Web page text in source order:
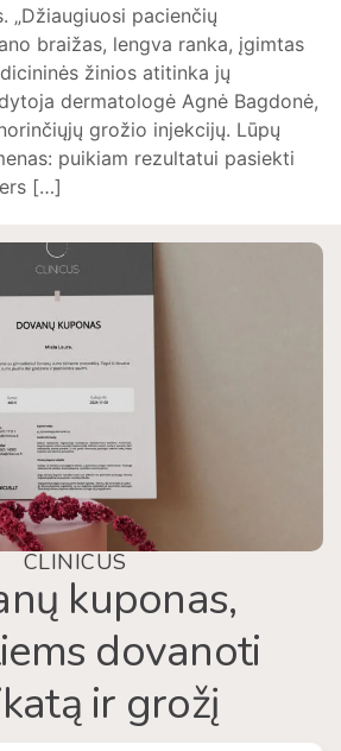
„Džiaugiuosi pacienčių
braižas, lengva ranka, įgimtas
žinios atitinka jų
dermatologė Agnė Bagdonė,
grožio injekcijų. Lūpų
puikiam rezultatui pasiekti
[…]
CLINICUS
kuponas,
dovanoti
ir grožį